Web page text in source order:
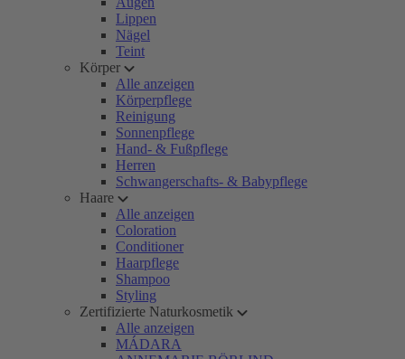
Lippen
Nägel
Teint
Körper
Alle anzeigen
Körperpflege
Reinigung
Sonnenpflege
Hand- & Fußpflege
Herren
Schwangerschafts- & Babypflege
Haare
Alle anzeigen
Coloration
Conditioner
Haarpflege
Shampoo
Styling
Zertifizierte Naturkosmetik
Alle anzeigen
MÁDARA